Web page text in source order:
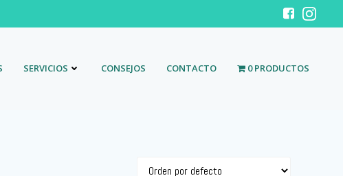
SERVICIOS CONSEJOS CONTACTO 0 PRODUCTOS